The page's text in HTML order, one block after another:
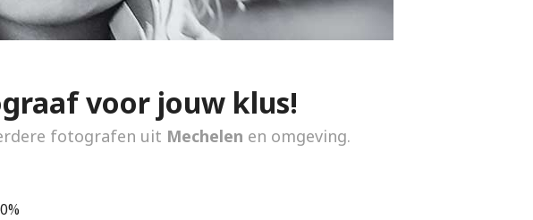
voor jouw klus!
fotografen uit Mechelen en omgeving.